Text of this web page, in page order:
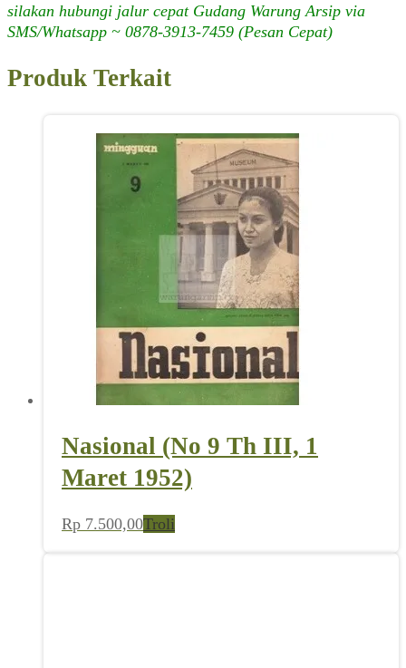
silakan hubungi jalur cepat Gudang Warung Arsip via
SMS/Whatsapp ~ 0878-3913-7459 (Pesan Cepat)
Produk Terkait
Nasional (No 9 Th III, 1
Maret 1952)
Rp 7.500,00Troli